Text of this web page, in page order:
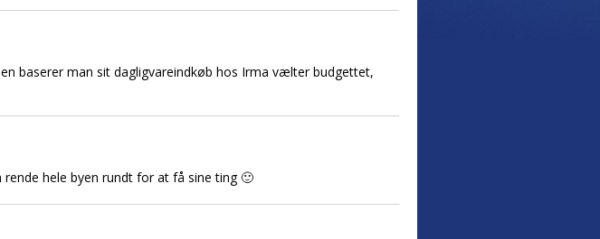
baserer man sit dagligvareindkøb hos Irma vælter budgettet,
hele byen rundt for at få sine ting 🙂